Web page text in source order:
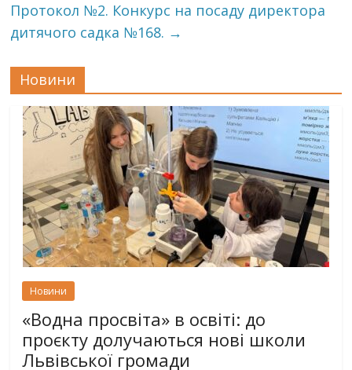
Протокол №2. Конкурс на посаду директора
дитячого садка №168. →
Новини
Новини
«Водна просвіта» в освіті: до
проєкту долучаються нові школи
Львівської громади